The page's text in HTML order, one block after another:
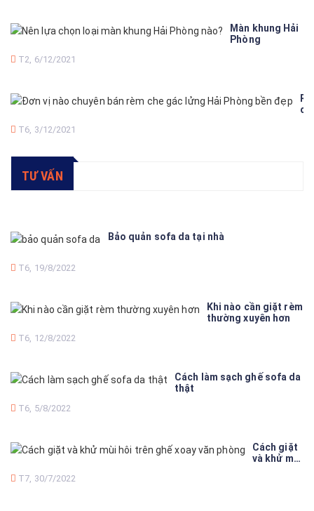
Màn khung Hải
Phòng
T2, 6/12/2021
T6, 3/12/2021
TƯ VẤN
Bảo quản sofa da tại nhà
T6, 19/8/2022
Khi nào cần giặt rèm
thường xuyên hơn
T6, 12/8/2022
Cách làm sạch ghế sofa da
thật
T6, 5/8/2022
Cách giặt
và khử mùi
T7, 30/7/2022